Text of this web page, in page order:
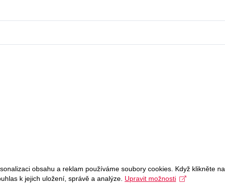
obsahu a reklam používáme soubory cookies. Když klikněte na
k jejich uložení, správě a analýze. Upravit možnosti